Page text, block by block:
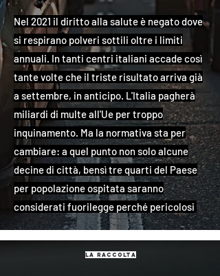
Nel 2021 il diritto alla salute è negato dove
si respirano polveri sottili oltre i limiti
annuali. In tanti centri italiani accade così
tante volte che il triste risultato arriva già
a settembre, in anticipo. L'Italia pagherà
miliardi di multe all'Ue per troppo
inquinamento. Ma la normativa sta per
cambiare: a quel punto non solo alcune
decine di città, bensì tre quarti del Paese
per popolazione ospitata saranno
considerati fuorilegge perché pericolosi
la raccolta